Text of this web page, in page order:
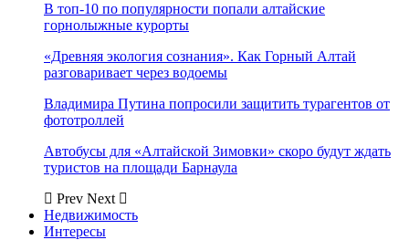
В топ-10 по популярности попали алтайские
горнолыжные курорты
«Древняя экология сознания». Как Горный Алтай
разговаривает через водоемы
Владимира Путина попросили защитить турагентов от
фототроллей
Автобусы для «Алтайской Зимовки» скоро будут ждать
туристов на площади Барнаула
Prev Next
Недвижимость
Интересы